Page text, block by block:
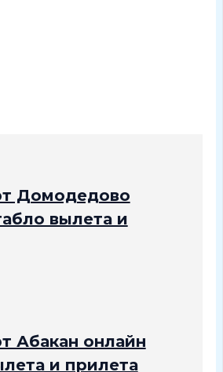
Домодедово
вылета и
Абакан онлайн
и прилета